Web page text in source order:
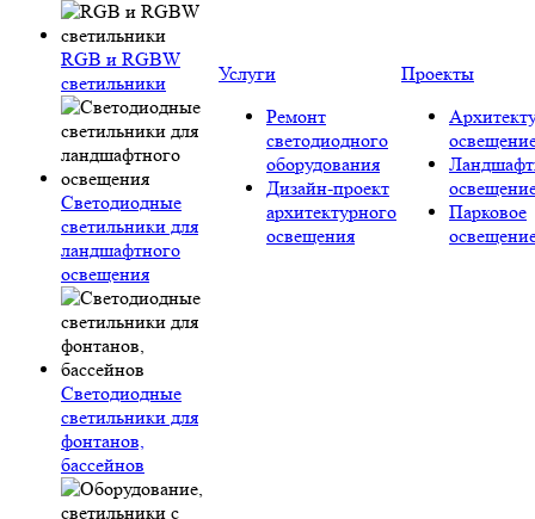
RGB и RGBW
светильники
Светодиодные
светильники для
ландшафтного
освещения
Светодиодные
светильники для
фонтанов,
бассейнов
Услуги
Ремонт
светодиодного
оборудования
Дизайн-проект
архитектурного
освещения
Проекты
Парковое